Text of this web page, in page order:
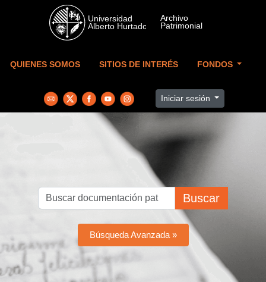
Skip to main content
QUIENES SOMOS SITIOS DE INTERÉS FONDOS
Iniciar sesión
Buscar
Búsqueda Avanzada »